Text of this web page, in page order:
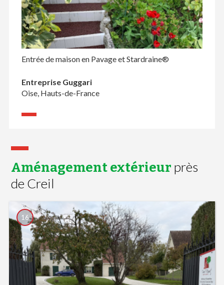
Entrée de maison en Pavage et Stardraine®
Entreprise Guggari
Oise, Hauts-de-France
Aménagement extérieur près
de Creil
16